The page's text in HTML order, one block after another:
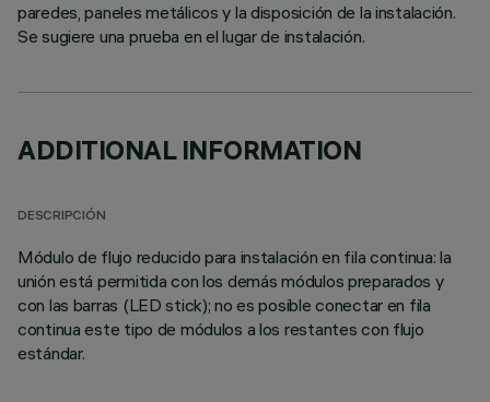
paredes, paneles metálicos y la disposición de la instalación.
Se sugiere una prueba en el lugar de instalación.
ADDITIONAL INFORMATION
DESCRIPCIÓN
Módulo de flujo reducido para instalación en fila continua: la
unión está permitida con los demás módulos preparados y
con las barras (LED stick); no es posible conectar en fila
continua este tipo de módulos a los restantes con flujo
estándar.